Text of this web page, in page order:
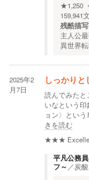
★1,250
159,941
残酷描
主人公
異世界
2025年2
月7日
しっかりと
読んでみたと
いなという
ョン〉とい
きを読む
★★★
平凡公務
フ～ ／炭